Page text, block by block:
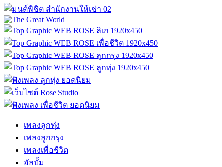
เพลงลูกทุ่ง
เพลงลูกกรุง
เพลงเพื่อชีวิต
อัลบั้ม